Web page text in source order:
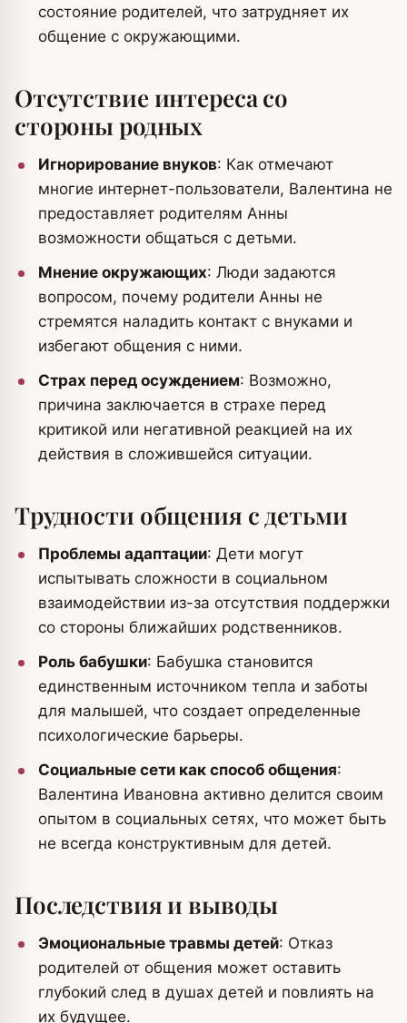
состояние родителей, что затрудняет их
общение с окружающими.
Отсутствие интереса со
стороны родных
Игнорирование внуков: Как отмечают
многие интернет-пользователи, Валентина не
предоставляет родителям Анны
возможности общаться с детьми.
Мнение окружающих: Люди задаются
вопросом, почему родители Анны не
стремятся наладить контакт с внуками и
избегают общения с ними.
Страх перед осуждением: Возможно,
причина заключается в страхе перед
критикой или негативной реакцией на их
действия в сложившейся ситуации.
Трудности общения с детьми
Проблемы адаптации: Дети могут
испытывать сложности в социальном
взаимодействии из-за отсутствия поддержки
со стороны ближайших родственников.
Роль бабушки: Бабушка становится
единственным источником тепла и заботы
для малышей, что создает определенные
психологические барьеры.
Социальные сети как способ общения:
Валентина Ивановна активно делится своим
опытом в социальных сетях, что может быть
не всегда конструктивным для детей.
Последствия и выводы
Эмоциональные травмы детей: Отказ
родителей от общения может оставить
глубокий след в душах детей и повлиять на
их будущее.